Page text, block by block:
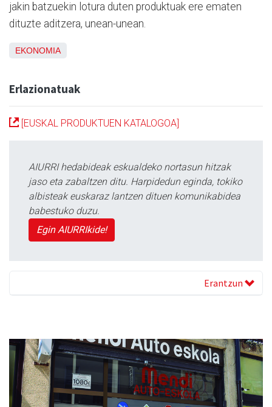
jakin batzuekin lotura duten produktuak ere ematen
dituzte aditzera, unean-unean.
EKONOMIA
Erlazionatuak
[EUSKAL PRODUKTUEN KATALOGOA]
AIURRI hedabideak eskualdeko nortasun hitzak
jaso eta zabaltzen ditu. Harpidedun eginda, tokiko
albisteak euskaraz lantzen dituen komunikabidea
babestuko duzu.
Egin AIURRIkide!
Erantzun